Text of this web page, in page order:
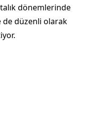
dönemlerinde
de düzenli olarak